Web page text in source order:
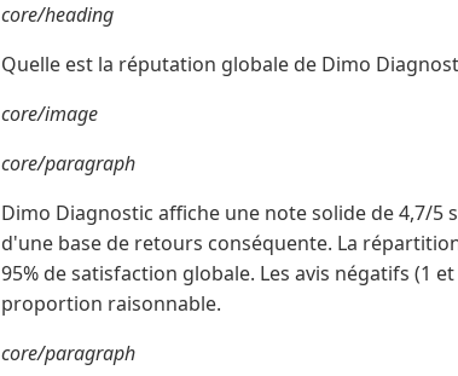
core/heading
Quelle est la réputation globale de Dimo
core/image
core/paragraph
Dimo Diagnostic affiche une note solide de 4,7/5
d'une base de retours conséquente. La
95% de satisfaction globale. Les avis négatifs (1
proportion raisonnable.
core/paragraph